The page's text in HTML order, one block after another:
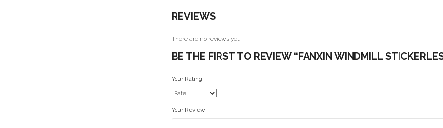
REVIEWS
There are no reviews yet.
BE THE FIRST TO REVIEW “FANXIN WINDMILL
Your Rating
Your Review